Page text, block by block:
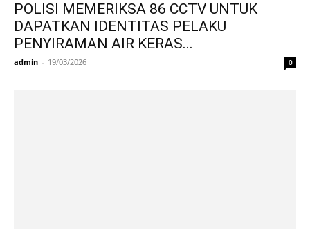
POLISI MEMERIKSA 86 CCTV UNTUK
DAPATKAN IDENTITAS PELAKU
PENYIRAMAN AIR KERAS...
admin - 19/03/2026 0